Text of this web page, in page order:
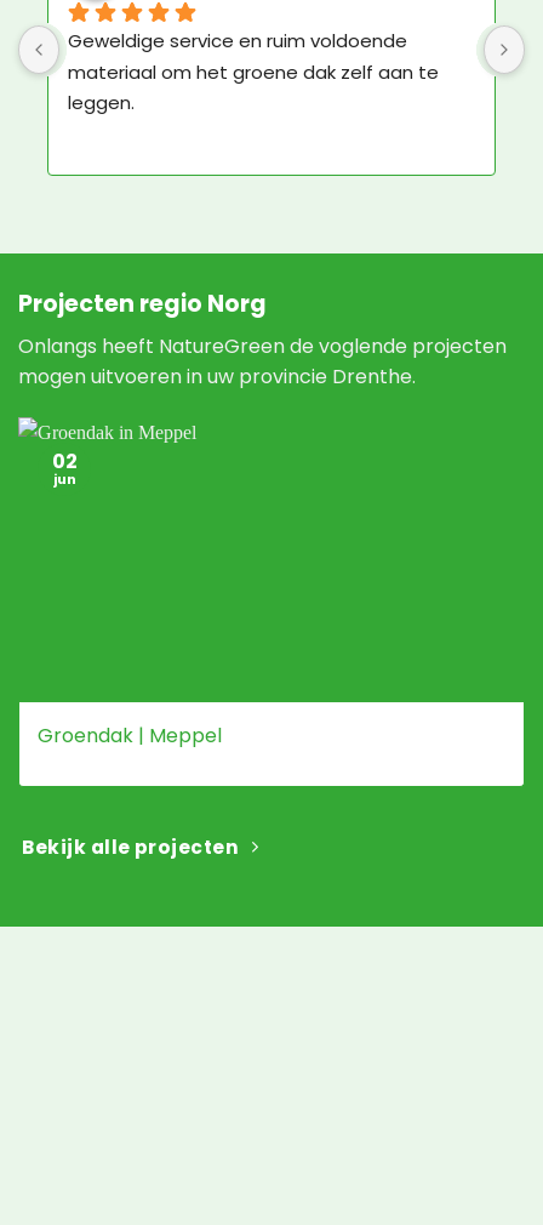
Geweldige service en ruim voldoende
materiaal om het groene dak zelf aan te
leggen.
Projecten regio Norg
Onlangs heeft NatureGreen de voglende projecten
mogen uitvoeren in uw provincie Drenthe.
Groendak | Meppel
02
jun
Bekijk alle projecten